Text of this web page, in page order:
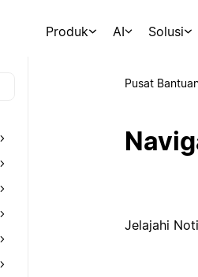
Produk AI Solusi
Pusat
Jelajahi